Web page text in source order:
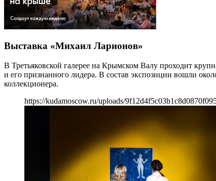
Выставка «Михаил Ларионов»
В Третьяковской галерее на Крымском Валу проходит
и его признанного лидера. В состав экспозиции вошли
коллекционера.
https://kudamoscow.ru/uploads/